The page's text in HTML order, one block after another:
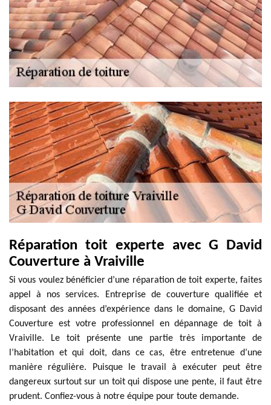
Réparation toit experte avec G David
Couverture à Vraiville
Si vous voulez bénéficier d’une réparation de toit experte, faites
appel à nos services. Entreprise de couverture qualifiée et
disposant des années d’expérience dans le domaine, G David
Couverture est votre professionnel en dépannage de toit à
Vraiville. Le toit présente une partie très importante de
l’habitation et qui doit, dans ce cas, être entretenue d’une
manière régulière. Puisque le travail à exécuter peut être
dangereux surtout sur un toit qui dispose une pente, il faut être
prudent. Confiez-vous à notre équipe pour toute demande.